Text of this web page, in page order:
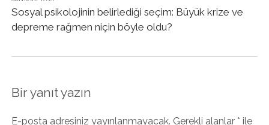
Sosyal psikolojinin belirlediği seçim: Büyük krize ve
depreme rağmen niçin böyle oldu?
Bir yanıt yazın
E-posta adresiniz yayınlanmayacak. Gerekli alanlar * ile